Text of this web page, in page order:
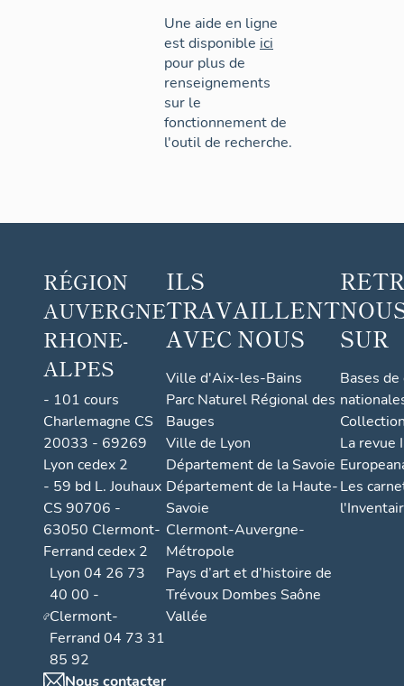
Une aide en ligne
est disponible ici
pour plus de
renseignements
sur le
fonctionnement de
l'outil de recherche.
RÉGION
AUVERGNE
RHONE-
ALPES
- 101 cours
Charlemagne CS
20033 - 69269
Lyon cedex 2
- 59 bd L. Jouhaux
CS 90706 -
63050 Clermont-
Ferrand cedex 2
Lyon 04 26 73
40 00 -
Clermont-
Ferrand 04 73 31
85 92
Nous contacter
ILS
TRAVAILLENT
AVEC NOUS
Ville d'Aix-les-Bains
Parc Naturel Régional des
Bauges
Ville de Lyon
Département de la Savoie
Département de la Haute-
Savoie
Clermont-Auvergne-
Métropole
Pays d’art et d’histoire de
Trévoux Dombes Saône
Vallée
SUR
Bases
La revue
Les